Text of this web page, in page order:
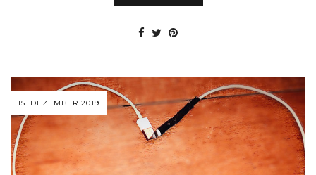
15. DEZEMBER 2019